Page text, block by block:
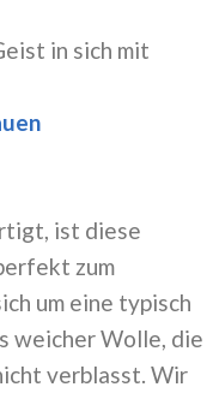
in sich mit
ist diese
zum
um eine typisch
weicher Wolle, die
verblasst. Wir